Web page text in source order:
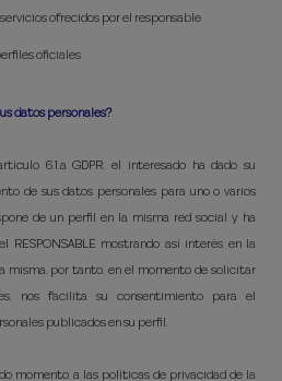
ofrecidos por el responsable
oficiales
datos personales?
6.1.a GDPR, el interesado ha dado su
de sus datos personales para uno o varios
de un perfil en la misma red social y ha
RESPONSABLE mostrando así interés en la
misma, por tanto, en el momento de solicitar
nos facilita su consentimiento para el
publicados en su perfil.
momento a las políticas de privacidad de la